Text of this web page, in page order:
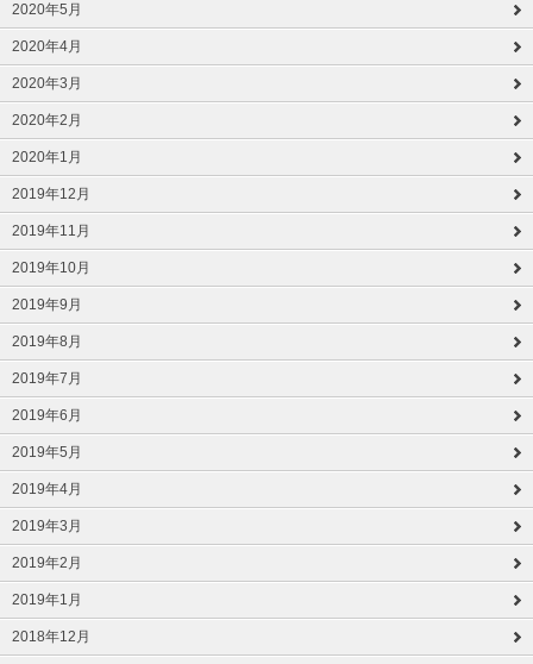
2020年5月
2020年4月
2020年3月
2020年2月
2020年1月
2019年12月
2019年11月
2019年10月
2019年9月
2019年8月
2019年7月
2019年6月
2019年5月
2019年4月
2019年3月
2019年2月
2019年1月
2018年12月